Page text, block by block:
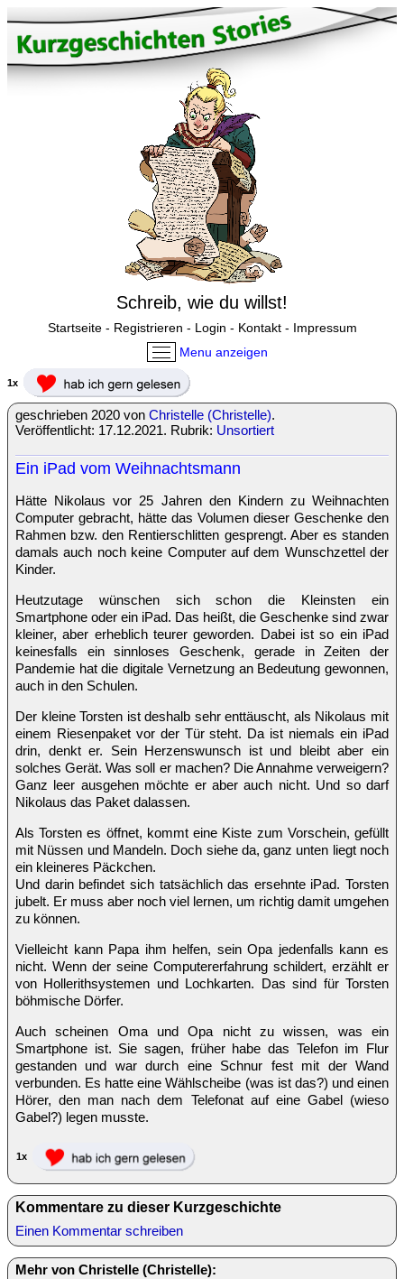
Schreib, wie du willst!
Startseite- Registrieren - Login - Kontakt- Impressum
Menu anzeigen
1x
geschrieben 2020 von Christelle (Christelle).
Veröffentlicht: 17.12.2021. Rubrik: Unsortiert
Ein iPad vom Weihnachtsmann
Hätte Nikolaus vor 25 Jahren den Kindern zu Weihnachten
Computer gebracht, hätte das Volumen dieser Geschenke den
Rahmen bzw. den Rentierschlitten gesprengt. Aber es standen
damals auch noch keine Computer auf dem Wunschzettel der
Kinder.
Heutzutage wünschen sich schon die Kleinsten ein
Smartphone oder ein iPad. Das heißt, die Geschenke sind zwar
kleiner, aber erheblich teurer geworden. Dabei ist so ein iPad
keinesfalls ein sinnloses Geschenk, gerade in Zeiten der
Pandemie hat die digitale Vernetzung an Bedeutung gewonnen,
auch in den Schulen.
Der kleine Torsten ist deshalb sehr enttäuscht, als Nikolaus mit
einem Riesenpaket vor der Tür steht. Da ist niemals ein iPad
drin, denkt er. Sein Herzenswunsch ist und bleibt aber ein
solches Gerät. Was soll er machen? Die Annahme verweigern?
Ganz leer ausgehen möchte er aber auch nicht. Und so darf
Nikolaus das Paket dalassen.
Als Torsten es öffnet, kommt eine Kiste zum Vorschein, gefüllt
mit Nüssen und Mandeln. Doch siehe da, ganz unten liegt noch
ein kleineres Päckchen.
Und darin befindet sich tatsächlich das ersehnte iPad. Torsten
jubelt. Er muss aber noch viel lernen, um richtig damit umgehen
zu können.
Vielleicht kann Papa ihm helfen, sein Opa jedenfalls kann es
nicht. Wenn der seine Computererfahrung schildert, erzählt er
von Hollerithsystemen und Lochkarten. Das sind für Torsten
böhmische Dörfer.
Auch scheinen Oma und Opa nicht zu wissen, was ein
Smartphone ist. Sie sagen, früher habe das Telefon im Flur
gestanden und war durch eine Schnur fest mit der Wand
verbunden. Es hatte eine Wählscheibe (was ist das?) und einen
Hörer, den man nach dem Telefonat auf eine Gabel (wieso
Gabel?) legen musste.
1x
Kommentare zu dieser Kurzgeschichte
Einen Kommentar schreiben
Mehr von Christelle (Christelle):